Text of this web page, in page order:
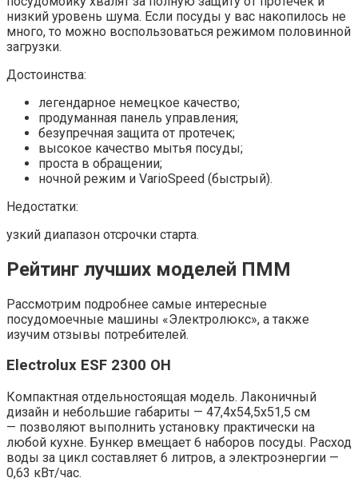
низкий уровень шума. Если посуды у вас накопилось не
много, то можно воспользоваться режимом половинной
загрузки.
Достоинства:
легендарное немецкое качество;
продуманная панель управления;
безупречная защита от протечек;
высокое качество мытья посуды;
проста в обращении;
ночной режим и VarioSpeed (быстрый).
Недостатки:
узкий диапазон отсрочки старта.
Рейтинг лучших моделей ПММ
Рассмотрим подробнее самые интересные
посудомоечные машины «Электролюкс», а также
изучим отзывы потребителей.
Electrolux ESF 2300 OH
Компактная отдельностоящая модель. Лаконичный
дизайн и небольшие габариты — 47,4х54,5х51,5 см
— позволяют выполнить установку практически на
любой кухне. Бункер вмещает 6 наборов посуды. Расход
воды за цикл составляет 6 литров, а электроэнергии —
0,63 кВт/час.